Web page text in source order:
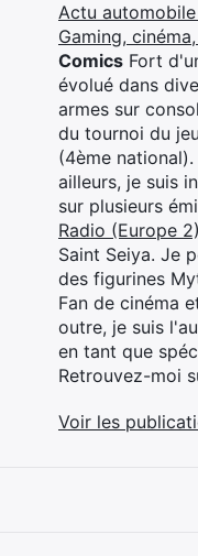
Actu
Gaming,
Comics Fort
évolué dans
armes sur
du tournoi du
(4ème
ailleurs, je suis
sur plusieurs
Radio (Europe 2)
Saint Seiya. Je
des figurines
Fan de cinéma
outre, je suis
en tant que
Retrouvez-moi
Voir les